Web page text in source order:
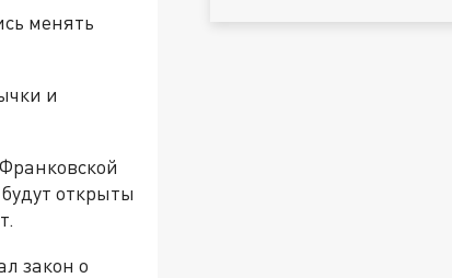
менять
и
открыты
закон о